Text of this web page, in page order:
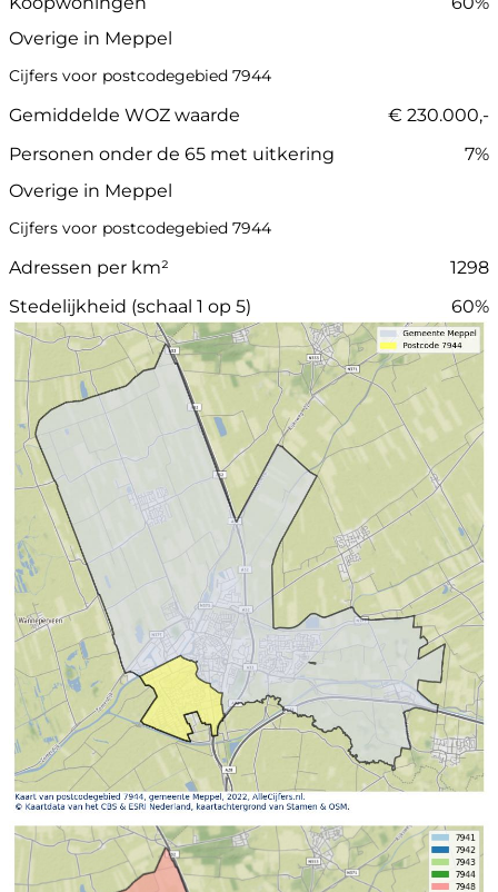
Overige in Meppel
Cijfers voor postcodegebied 7944
Gemiddelde WOZ waarde
€ 230.000,-
Personen onder de 65 met uitkering
7%
Overige in Meppel
Cijfers voor postcodegebied 7944
Adressen per km²
1298
Stedelijkheid (schaal 1 op 5)
60%